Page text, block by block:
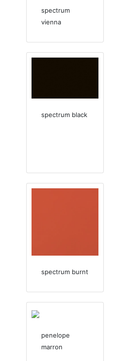
spectrum
vienna
spectrum black
spectrum burnt
penelope
marron